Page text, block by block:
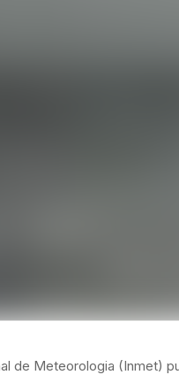
de Meteorologia (Inmet)